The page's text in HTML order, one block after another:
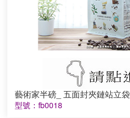
藝術家半磅_ 五面封夾鏈站立袋
型號：fb0018